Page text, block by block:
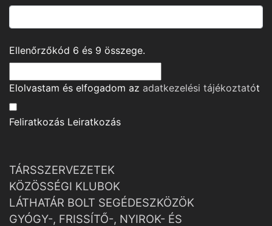
Ellenőrzőkód 6 és 9 összege.
Elolvastam és elfogadom az adatkezelési tájékoztatót
Feliratkozás Leiratkozás
TÁRSSZERVEZETEK
KÖZÖSSÉGI KLUBOK
LÁTHATÁR BOLT SEGÉDESZKÖZÖK
GYÓGY-, FRISSÍTŐ-, NYIROK- ÉS